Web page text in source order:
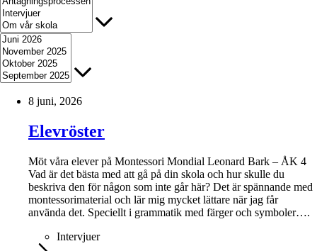
8 juni, 2026
Elevröster
Möt våra elever på Montessori Mondial Leonard Bark – ÅK 4
Vad är det bästa med att gå på din skola och hur skulle du
beskriva den för någon som inte går här? Det är spännande med
montessorimaterial och lär mig mycket lättare när jag får
använda det. Speciellt i grammatik med färger och symboler….
Intervjuer